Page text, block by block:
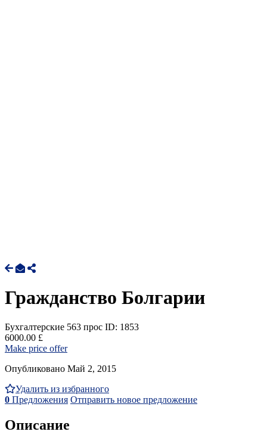
Гражданство Болгарии
Бухгалтерские 563 прос ID: 1853
6000.00 £
Make price offer
Опубликовано Май 2, 2015
Удалить из избранного
0 Предложения Отправить новое предложение
Описание